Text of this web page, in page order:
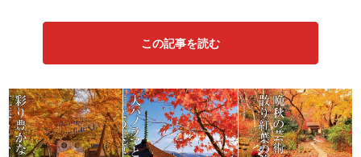
この記事を読む